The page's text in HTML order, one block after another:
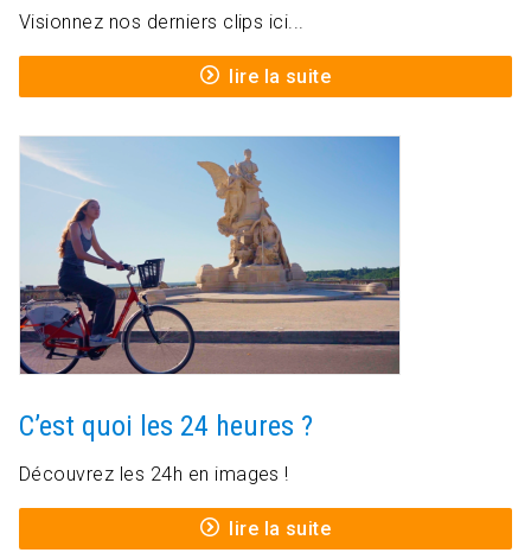
Visionnez nos derniers clips ici...
lire la suite
C’est quoi les 24 heures ?
Découvrez les 24h en images !
lire la suite